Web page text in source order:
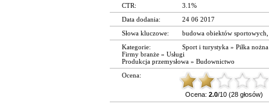
CTR:
3.1%
Data dodania:
24 06 2017
Słowa kluczowe:
budowa obiektów sportowych
Kategorie:
Sport i turystyka » Piłka nożna
Firmy branże » Usługi
Produkcja przemysłowa » Budownictwo
Ocena:
Ocena: 2.0/10 (28 głosów)